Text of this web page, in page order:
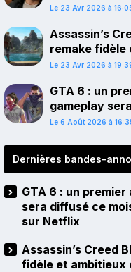
Le 23 Avr 2026 à
Assassin’s
remake fidèle
juillet sur PS5
Le 23 Avr 2026 à
GTA 6 : un
gameplay
avant-
Le 6 Août 2026 à
Dernières bandes-
GTA 6 : un
sera diffusé ce
sur Netflix
Assassin’s Creed
fidèle et ambitieux